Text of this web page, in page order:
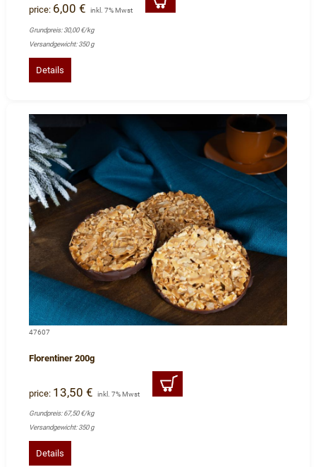
price: 6,00 € inkl. 7% Mwst
Grundpreis: 30,00 €/kg
Versandgewicht: 350 g
Details
47607
Florentiner 200g
price: 13,50 € inkl. 7% Mwst
Grundpreis: 67,50 €/kg
Versandgewicht: 350 g
Details